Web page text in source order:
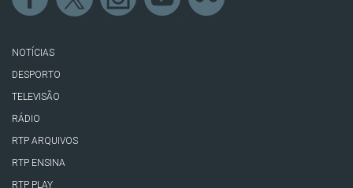
NOTÍCIAS
DESPORTO
TELEVISÃO
RÁDIO
RTP ARQUIVOS
RTP ENSINA
RTP PLAY